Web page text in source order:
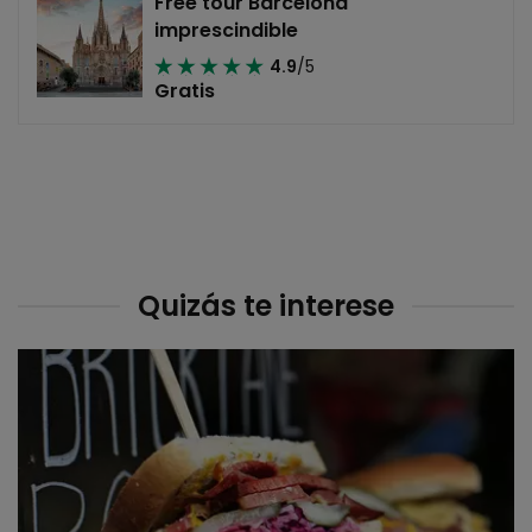
imprescindible
4.9/5
Gratis
Quizás te interese